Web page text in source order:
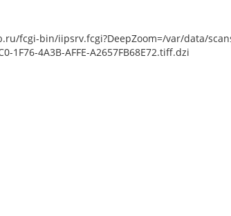
fcgi-bin/iipsrv.fcgi?DeepZoom=/var/data/
1F76-4A3B-AFFE-A2657FB68E72.tiff.dzi